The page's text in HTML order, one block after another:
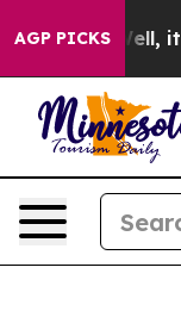
AGP PICKS
Well, it Didn’t